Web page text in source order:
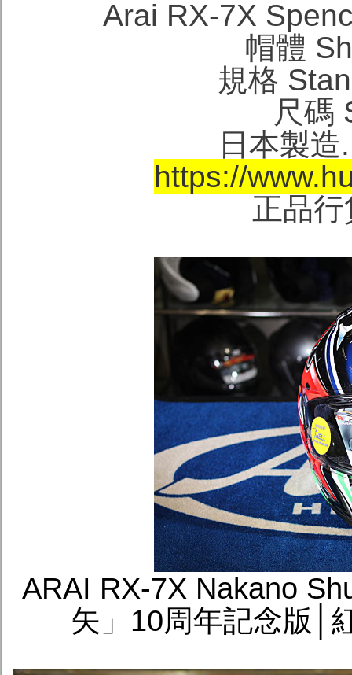
Arai RX-7X
帽體
規格
尺碼
日本製
https://
正品
ARAI RX-7X Nakano
矢」10周年記念版│